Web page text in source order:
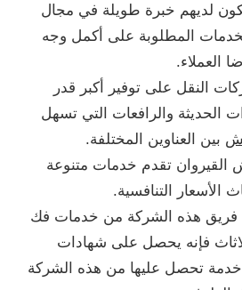
يكون لديهم خبرة طويلة في مجال
المطلوبة على أكمل وجه
العملاء.
النقل على توفير أكبر قدر
الحديثة والرافعات التي تسهل
بين العناوين المختلفة.
تقدم خدمات متنوعة
الأسعار التنافسية.
فريق هذه الشركة من خدمات فك
فإنه يحصل على شهادات
تحصل عليها من هذه الشركة